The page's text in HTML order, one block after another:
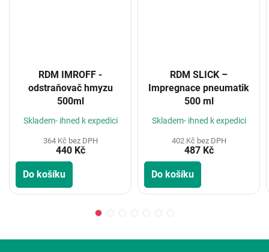
RDM IMROFF -
odstraňovač hmyzu
500ml
Skladem- ihned k expedici
364 Kč bez DPH
440 Kč
Do košíku
RDM SLICK –
Impregnace pneumatik
500 ml
Skladem- ihned k expedici
402 Kč bez DPH
487 Kč
Do košíku